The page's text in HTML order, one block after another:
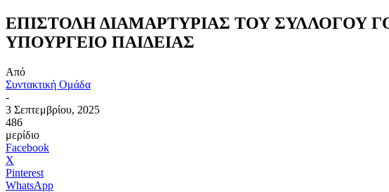
ΕΠΙΣΤΟΛΗ ΔΙΑΜΑΡΤΥΡΙΑΣ ΤΟΥ ΣΥΛΛΟΓΟΥ
ΥΠΟΥΡΓΕΙΟ ΠΑΙΔΕΙΑΣ
Από
Συντακτική Ομάδα
-
3 Σεπτεμβρίου, 2025
486
μερίδιο
Facebook
X
Pinterest
WhatsApp